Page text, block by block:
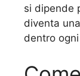
si dipende
diventa
dentro